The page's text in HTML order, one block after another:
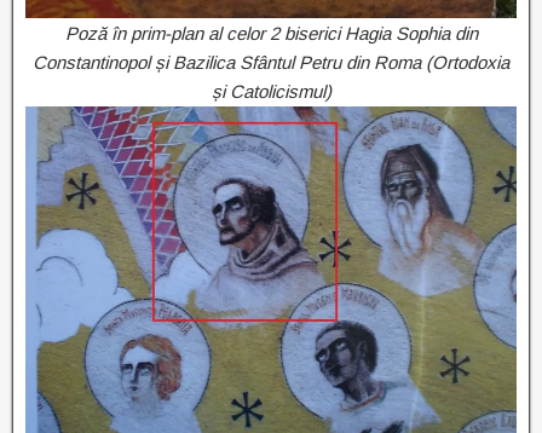
Poză în prim-plan al celor 2 biserici Hagia Sophia din
Constantinopol și Bazilica Sfântul Petru din Roma (Ortodoxia
și Catolicismul)